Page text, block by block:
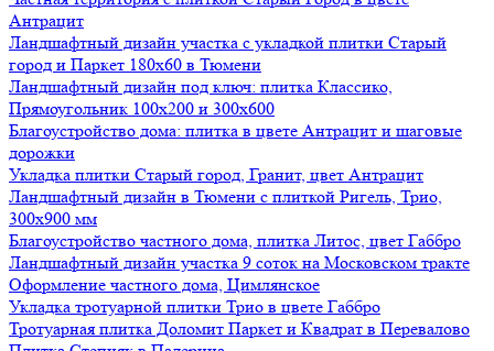
Антрацит
Ландшафтный дизайн участка с укладкой плитки Старый
город и Паркет 180х60 в Тюмени
Ландшафтный дизайн под ключ: плитка Классико,
Прямоугольник 100х200 и 300х600
Благоустройство дома: плитка в цвете Антрацит и шаговые
дорожки
Укладка плитки Старый город, Гранит, цвет Антрацит
Ландшафтный дизайн в Тюмени с плиткой Ригель, Трио,
300х900 мм
Благоустройство частного дома, плитка Литос, цвет Габбро
Ландшафтный дизайн участка 9 соток на Московском тракте
Оформление частного дома, Цимлянское
Укладка тротуарной плитки Трио в цвете Габбро
Тротуарная плитка Доломит Паркет и Квадрат в Перевалово